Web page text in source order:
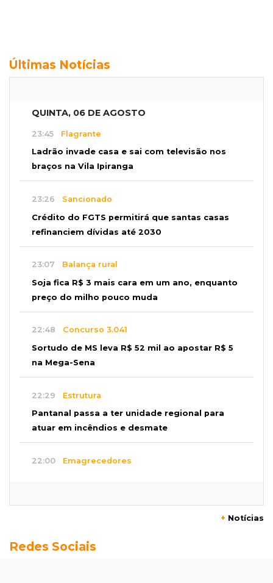
Últimas Notícias
QUINTA, 06 DE AGOSTO
23:45 Flagrante
Ladrão invade casa e sai com televisão nos
braços na Vila Ipiranga
23:26 Sancionado
Crédito do FGTS permitirá que santas casas
refinanciem dívidas até 2030
23:07 Balança rural
Soja fica R$ 3 mais cara em um ano, enquanto
preço do milho pouco muda
22:48 Concurso 3.041
Sortudo de MS leva R$ 52 mil ao apostar R$ 5
na Mega-Sena
22:29 Estrutura
Pantanal passa a ter unidade regional para
atuar em incêndios e desmate
22:00 Emagrecedores
Granizo danifica telhados e plantações
+ Notícias
Redes Sociais